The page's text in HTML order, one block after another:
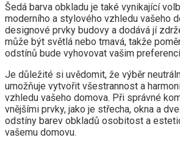
Šedá barva obkladu je také vynikající
moderního a stylového vzhledu vašeho
designové prvky budovy a dodává jí
může být světlá nebo tmavá, takže
odstínů bude vyhovovat vašim
Je důležité si uvědomit, že výběr
umožňuje vytvořit všestrannost a
vzhledu vašeho domova. Při správné
vnějšími prvky, jako je střecha, okna a
odstíny barev obkladů osobitost a
vašemu domovu.